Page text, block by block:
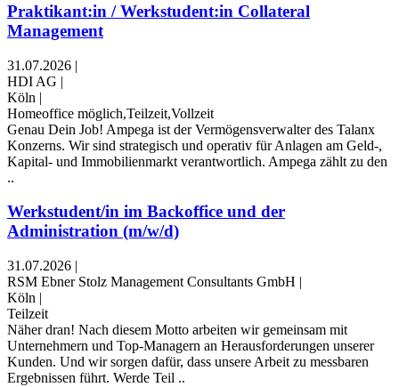
Praktikant:in / Werkstudent:in Collateral
Management
31.07.2026 |
HDI AG |
Köln |
Homeoffice möglich,Teilzeit,Vollzeit
Genau Dein Job! Ampega ist der Vermögens­verwalter des Talanx
Konzerns. Wir sind strate­gisch und operativ für Anlagen am Geld-,
Kapital- und Immobilien­markt verant­wortlich. Ampega zählt zu den
..
Werkstudent/in im Backoffice und der
Administration (m/w/d)
31.07.2026 |
RSM Ebner Stolz Management Consultants GmbH |
Köln |
Teilzeit
Näher dran! Nach diesem Motto arbeiten wir gemeinsam mit
Unternehmern und Top-Managern an Herausforderungen unserer
Kunden. Und wir sorgen dafür, dass unsere Arbeit zu messbaren
Ergebnissen führt. Werde Teil ..